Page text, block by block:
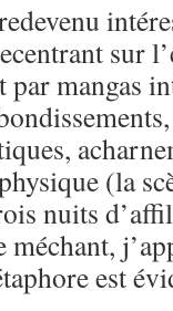
sur
par mangas
(la
nuits
méchant,
est